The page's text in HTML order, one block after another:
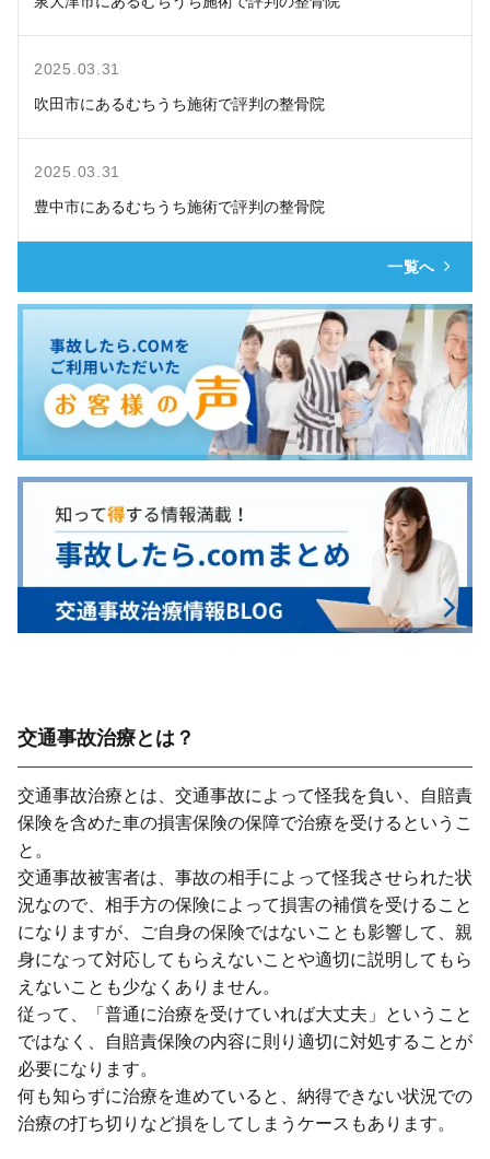
2025.03.31
吹田市にあるむちうち施術で評判の整骨院
2025.03.31
豊中市にあるむちうち施術で評判の整骨院
一覧へ
交通事故治療とは？
交通事故治療とは、交通事故によって怪我を負い、⾃賠責
保険を含めた⾞の損害保険の保障で治療を受けるというこ
と。
交通事故被害者は、事故の相⼿によって怪我させられた状
況なので、相⼿⽅の保険によって損害の補償を受けること
になりますが、ご⾃⾝の保険ではないことも影響して、親
⾝になって対応してもらえないことや適切に説明してもら
えないことも少なくありません。
従って、「普通に治療を受けていれば⼤丈夫」ということ
ではなく、⾃賠責保険の内容に則り適切に対処することが
必要になります。
何も知らずに治療を進めていると、納得できない状況での
治療の打ち切りなど損をしてしまうケースもあります。